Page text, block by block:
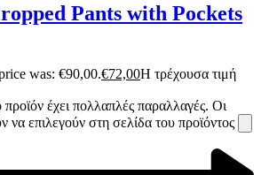
Pants with Pockets
was: €90,00.€72,00Η τρέχουσα τιμή
έχει πολλαπλές παραλλαγές. Οι
να επιλεγούν στη σελίδα του προϊόντος